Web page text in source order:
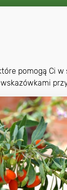
pomogą Ci